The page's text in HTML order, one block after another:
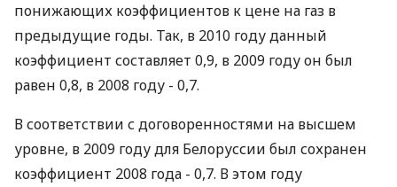
понижающих коэффициентов к цене на газ в
предыдущие годы. Так, в 2010 году данный
коэффициент составляет 0,9, в 2009 году он был
равен 0,8, в 2008 году - 0,7.
В соответствии с договоренностями на высшем
уровне, в 2009 году для Белоруссии был сохранен
коэффициент 2008 года - 0,7. В этом году